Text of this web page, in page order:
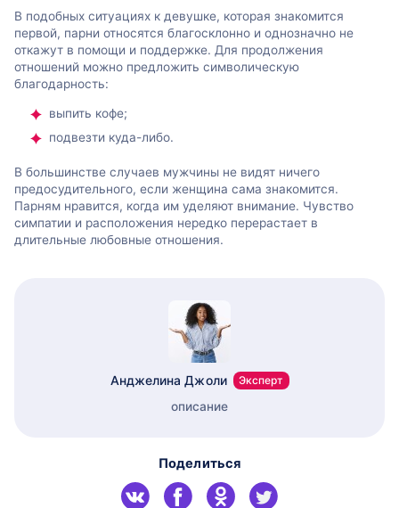
В подобных ситуациях к девушке, которая знакомится
первой, парни относятся благосклонно и однозначно не
откажут в помощи и поддержке. Для продолжения
отношений можно предложить символическую
благодарность:
выпить кофе;
подвезти куда-либо.
В большинстве случаев мужчины не видят ничего
предосудительного, если женщина сама знакомится.
Парням нравится, когда им уделяют внимание. Чувство
симпатии и расположения нередко перерастает в
длительные любовные отношения.
Анджелина Джоли Эксперт
описание
Поделиться